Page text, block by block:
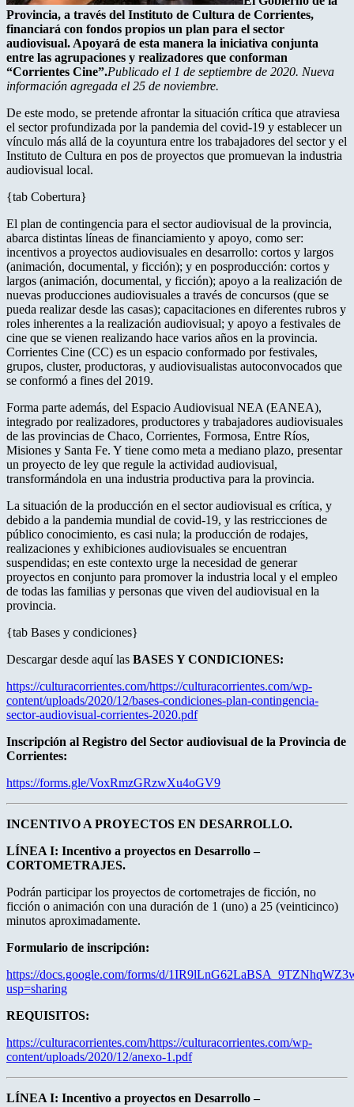
Provincia, a través del Instituto de Cultura de Corrientes,
financiará con fondos propios un plan para el sector
audiovisual. Apoyará de esta manera la iniciativa conjunta
entre las agrupaciones y realizadores que conforman
“Corrientes Cine”.Publicado el 1 de septiembre de 2020. Nueva
información agregada el 25 de noviembre.
De este modo, se pretende afrontar la situación crítica que atraviesa
el sector profundizada por la pandemia del covid-19 y establecer un
vínculo más allá de la coyuntura entre los trabajadores del sector y el
Instituto de Cultura en pos de proyectos que promuevan la industria
audiovisual local.
{tab Cobertura}
El plan de contingencia para el sector audiovisual de la provincia,
abarca distintas líneas de financiamiento y apoyo, como ser:
incentivos a proyectos audiovisuales en desarrollo: cortos y largos
(animación, documental, y ficción); y en posproducción: cortos y
largos (animación, documental, y ficción); apoyo a la realización de
nuevas producciones audiovisuales a través de concursos (que se
pueda realizar desde las casas); capacitaciones en diferentes rubros y
roles inherentes a la realización audiovisual; y apoyo a festivales de
cine que se vienen realizando hace varios años en la provincia.
Corrientes Cine (CC) es un espacio conformado por festivales,
grupos, cluster, productoras, y audiovisualistas autoconvocados que
se conformó a fines del 2019.
Forma parte además, del Espacio Audiovisual NEA (EANEA),
integrado por realizadores, productores y trabajadores audiovisuales
de las provincias de Chaco, Corrientes, Formosa, Entre Ríos,
Misiones y Santa Fe. Y tiene como meta a mediano plazo, presentar
un proyecto de ley que regule la actividad audiovisual,
transformándola en una industria productiva para la provincia.
La situación de la producción en el sector audiovisual es crítica, y
debido a la pandemia mundial de covid-19, y las restricciones de
público conocimiento, es casi nula; la producción de rodajes,
realizaciones y exhibiciones audiovisuales se encuentran
suspendidas; en este contexto urge la necesidad de generar
proyectos en conjunto para promover la industria local y el empleo
de todas las familias y personas que viven del audiovisual en la
provincia.
{tab Bases y condiciones}
Descargar desde aquí las BASES Y CONDICIONES:
https://culturacorrientes.com/https://culturacorrientes.com/wp-
content/uploads/2020/12/bases-condiciones-plan-contingencia-
sector-audiovisual-corrientes-2020.pdf
Inscripción al Registro del Sector audiovisual de la Provincia de
Corrientes:
https://forms.gle/VoxRmzGRzwXu4oGV9
INCENTIVO A PROYECTOS EN DESARROLLO.
LÍNEA I: Incentivo a proyectos en Desarrollo –
CORTOMETRAJES.
Podrán participar los proyectos de cortometrajes de ficción, no
ficción o animación con una duración de 1 (uno) a 25 (veinticinco)
minutos aproximadamente.
Formulario de inscripción:
https://docs.google.com/forms/d/
usp=sharing
REQUISITOS:
https://culturacorrientes.com/https://culturacorrientes.com/wp-
content/uploads/2020/12/anexo-1.pdf
LÍNEA I: Incentivo a proyectos en Desarrollo –